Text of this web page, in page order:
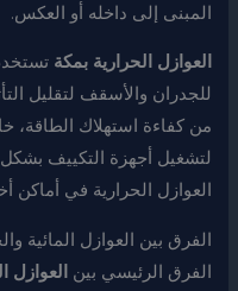
المبنى إلى داخله أو العكس.
العوازل الحرارية بمكة
للجدران والأسقف لتقليل
من كفاءة استهلاك
لتشغيل أجهزة التكييف
العوازل الحرارية في أماكن
الفرق بين العوازل المائية
الفرق الرئيسي بين العوازل